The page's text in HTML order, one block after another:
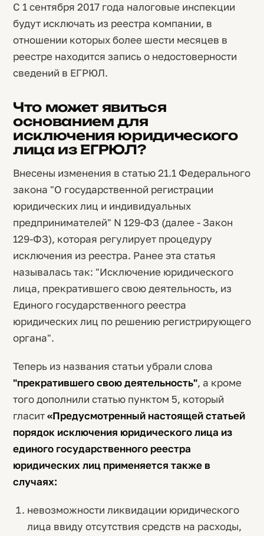
С 1 сентября 2017 года налоговые инспекции
будут исключать из реестра компании, в
отношении которых более шести месяцев в
реестре находится запись о недостоверности
сведений в ЕГРЮЛ.
Что может явиться
основанием для
исключения юридического
лица из ЕГРЮЛ?
Внесены изменения в статью 21.1 Федерального
закона "О государственной регистрации
юридических лиц и индивидуальных
предпринимателей" N 129-ФЗ (далее - Закон
129-ФЗ), которая регулирует процедуру
исключения из реестра. Ранее эта статья
называлась так: "Исключение юридического
лица, прекратившего свою деятельность, из
Единого государственного реестра
юридических лиц по решению регистрирующего
органа".
Теперь из названия статьи убрали слова
"прекратившего свою деятельность", а кроме
того дополнили статью пунктом 5, который
гласит«Предусмотренный настоящей статьей
порядок исключения юридического лица из
единого государственного реестра
юридических лиц применяется также в
случаях:
невозможности ликвидации юридического
лица ввиду отсутствия средств на расходы,